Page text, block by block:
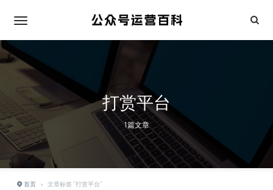
打赏平台
1篇文章
首页 › 文章标签 "打赏平台"